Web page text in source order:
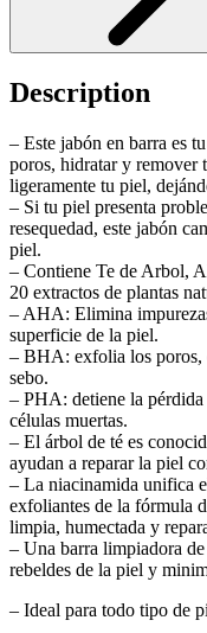
Description
– Este jabón en barra es
poros, hidratar y remover
ligeramente tu piel,
– Si tu piel presenta
resequedad, este jabón
piel.
– Contiene Te de Arbol,
20 extractos de plantas
– AHA: Elimina
superficie de la piel.
– BHA: exfolia los poros,
sebo.
– PHA: detiene la
células muertas.
– El árbol de té es
ayudan a reparar la piel
– La niacinamida unifica
exfoliantes de la fórmula
limpia, humectada y
– Una barra limpiadora
rebeldes de la piel y
– Ideal para todo tipo de